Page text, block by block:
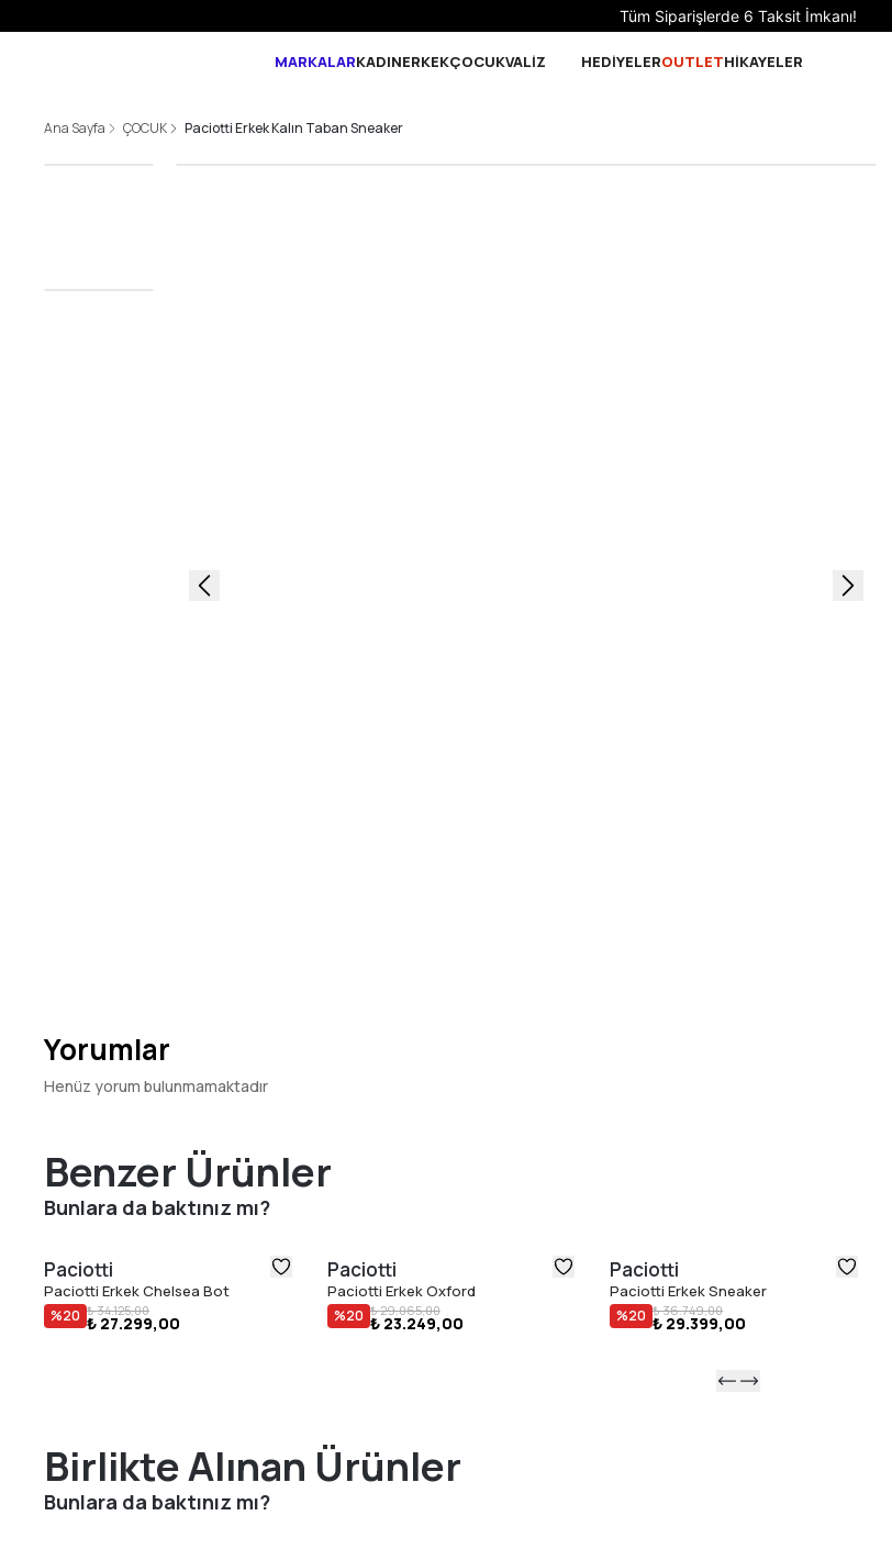
Sepette 10.000 ₺ ve üzeri Ücretsiz Kargo!
MARKALARKADINERKEKÇOCUKVALİZ HEDİYELEROUTLETHİKAYELER
Ana Sayfa ÇOCUK Paciotti Erkek Kalın Taban Sneaker
Yorumlar
Henüz yorum bulunmamaktadır
Benzer Ürünler
Bunlara da baktınız mı?
Paciotti
Paciotti Erkek Chelsea Bot
%20 ₺ 34.125,00
₺ 27.299,00
Paciotti
Paciotti Erkek Oxford
%20 ₺ 29.065,00
₺ 23.249,00
Paciotti
Paciotti Erkek Sneaker
%20 ₺ 36.749,00
₺ 29.399,00
Birlikte Alınan Ürünler
Bunlara da baktınız mı?